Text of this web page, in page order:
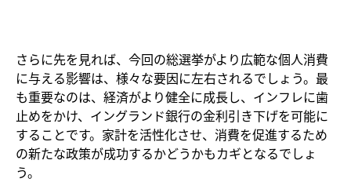
さらに先を見れば、今回の総選挙がより広範な個人消費
に与える影響は、様々な要因に左右されるでしょう。最
も重要なのは、経済がより健全に成長し、インフレに歯
止めをかけ、イングランド銀行の金利引き下げを可能に
することです。家計を活性化させ、消費を促進するため
の新たな政策が成功するかどうかもカギとなるでしょ
う。